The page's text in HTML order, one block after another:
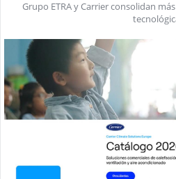
Grupo ETRA y Carrier consolidan